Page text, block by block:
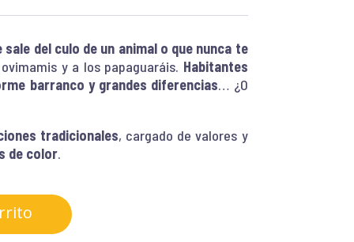
del culo de un animal o que nunca te
y a los papaguaráis. Habitantes
barranco y grandes diferencias… ¿O
tradicionales, cargado de valores y
de color.